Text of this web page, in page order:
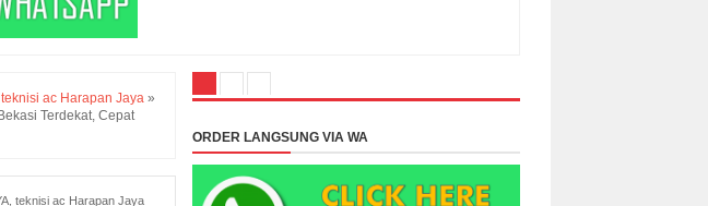
teknisi ac Harapan Jaya »
Terdekat, Cepat
teknisi ac Harapan Jaya
ORDER LANGSUNG VIA WA